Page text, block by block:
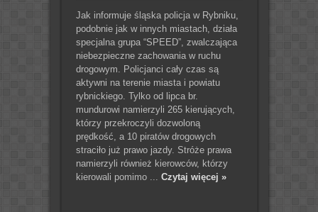
Jak informuje śląska policja w Rybniku,
podobnie jak w innych miastach, działa
specjalna grupa “SPEED”, zwalczająca
niebezpieczne zachowania w ruchu
drogowym. Policjanci cały czas są
aktywni na terenie miasta i powiatu
rybnickiego. Tylko od lipca br.
mundurowi namierzyli 265 kierujących,
którzy przekroczyli dozwoloną
prędkość, a 10 piratów drogowych
straciło już prawo jazdy. Stróże prawa
namierzyli również kierowców, którzy
kierowali pomimo ... Czytaj więcej »